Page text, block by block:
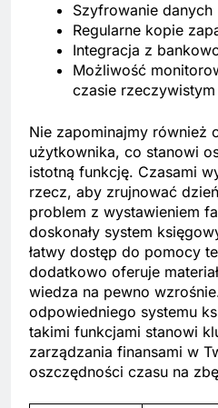
Szyfrowanie danych
Regularne kopie
Integracja z
Możliwość
czasie rzeczywistym
Nie zapominajmy również
użytkownika, co stanowi
istotną funkcję. Czasami
rzecz, aby zrujnować
problem z wystawieniem
doskonały system
łatwy dostęp do pomocy
dodatkowo oferuje
wiedza na pewno
odpowiedniego systemu
takimi funkcjami stanowi
zarządzania finansami w
oszczędności czasu na